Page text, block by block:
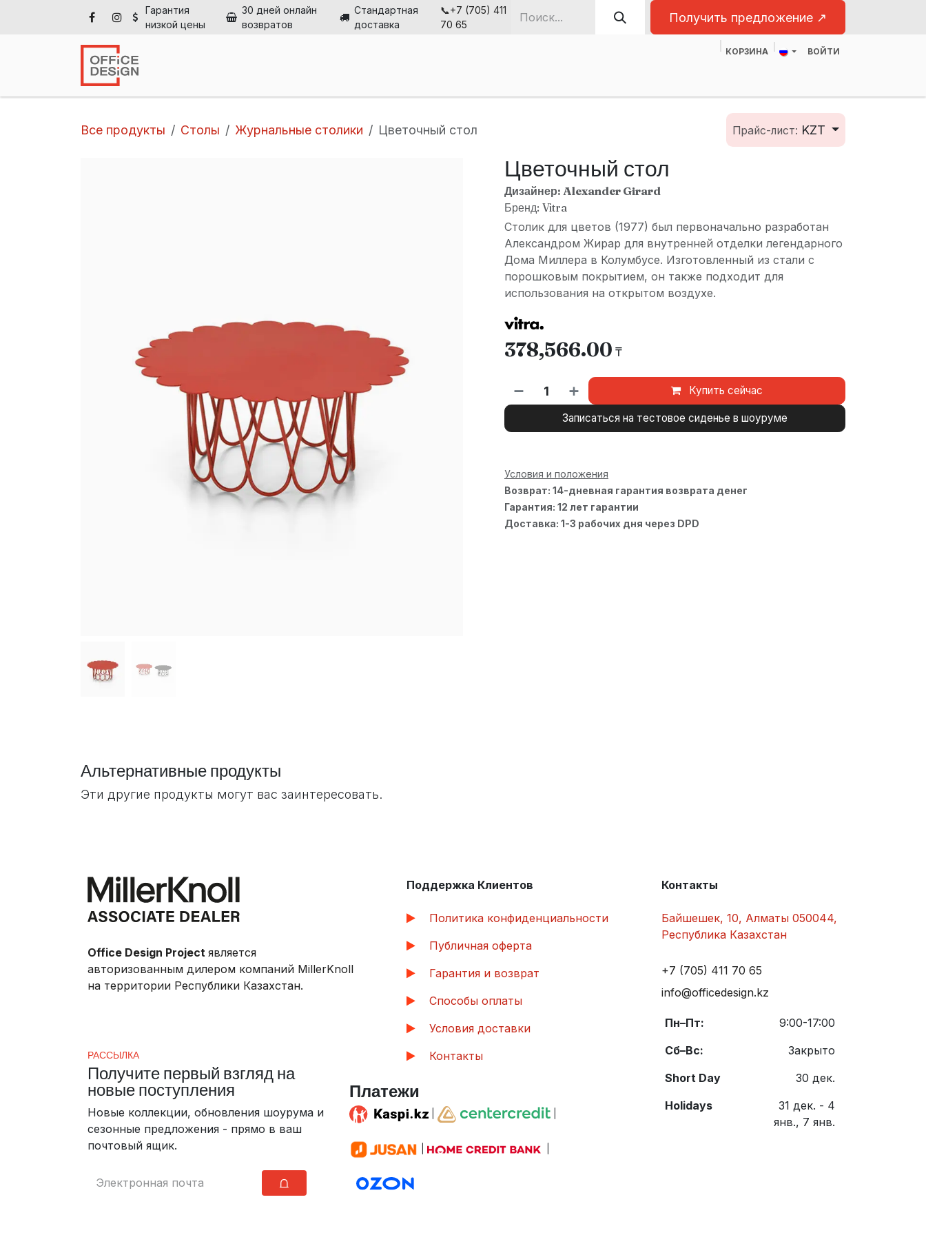
Перейти к содержимомуГарантия
низкой цены
30 дней онлайн
возвратов
Стандартная
доставка
📞+7 (705) 411
70 65
Получить предложение ↗
КОРЗИНА ВОЙТИ
Все продукты Столы Журнальные столики Цветочный стол Прайс-лист: KZT
Цветочный стол
Дизайнер: Alexander Girard
Бренд: Vitra
Столик для цветов (1977) был первоначально разработан
Александром Жирар для внутренней отделки легендарного
Дома Миллера в Колумбусе. Изготовленный из стали с
порошковым покрытием, он также подходит для
использования на открытом воздухе.
378,566.00 ₸
Купить сейчас
Записаться на тестовое сиденье в шоуруме
Условия и положения
Возврат: 14-дневная гарантия возврата денег
Гарантия: 12 лет гарантии
Доставка: 1-3 рабочих дня через DPD
Альтернативные продукты
Эти другие продукты могут вас заинтересовать.
Office Design Project является
авторизованным дилером компаний MillerKnoll
на территории Республики Казахстан.
Поддержка Клиентов
Политика конфиденциальности
Публичная оферта
Гарантия и возврат
Способы оплаты
Условия доставки
Контакты
Контакты
Байшешек, 10, Алматы 050044,
Республика Казахстан
+7 (705) 411 70 65
info@officedesign.kz
Пн–Пт:
9:00-17:00
Сб–Вс:
Закрыто
Short Day
30 дек.
Holidays
31 дек. - 4
янв., 7 янв.
РАССЫЛКА
Получите первый взгляд на
новые поступления
Новые коллекции, обновления шоурума и
сезонные предложения - прямо в ваш
почтовый ящик.
⩍
Платежи
| |
| |